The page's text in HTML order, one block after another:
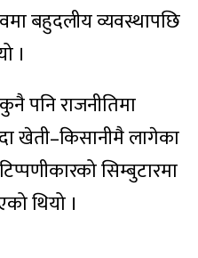
बहुदलीय व्यवस्थापछि
।
पनि राजनीतिमा
खेती–किसानीमै लागेका
सिम्बुटारमा
थियो ।